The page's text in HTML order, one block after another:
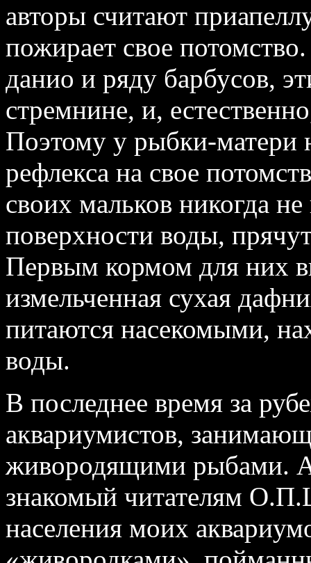
авторы считают
пожирает свое
данио и ряду барбусов,
стремнине, и,
Поэтому у рыбки‑матери
рефлекса на свое
своих мальков никогда
поверхности воды,
Первым кормом для них
измельченная сухая
питаются насекомыми,
воды.
В последнее время за
аквариумистов,
живородящими рыбами.
знакомый читателям
населения моих